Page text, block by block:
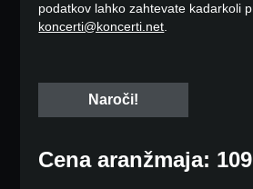
podatkov lahko zahtevate kadarkoli
koncerti@koncerti.net.
Cena aranžmaja: